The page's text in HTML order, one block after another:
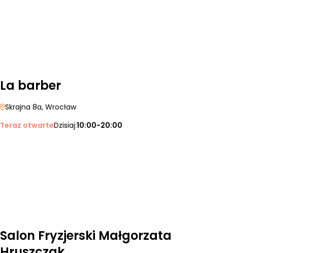
La barber
Skrajna 8a, Wrocław
Teraz otwarteDzisiaj:10:00-20:00
Salon Fryzjerski Małgorzata